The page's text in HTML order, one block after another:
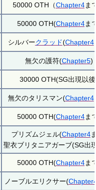
50000 OTH（Chapter4ま
50000 OTH(Chapter4ま
シルバークラッド(Chapter4
無欠の護符(Chapter5)
30000 OTH(SG出現以
無欠のタリスマン(Chapter4
50000 OTH(Chapter4ま
プリズムジェル(Chapter4
聖衣ブリタニアガーブ(SG出
50000 OTH(Chapter4ま
ノーブルエリクサー(